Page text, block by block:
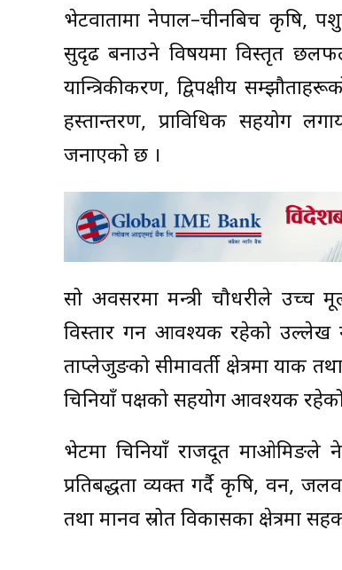
भेटवार्तामा नेपाल–चीनबिच कृषि,
सुदृढ बनाउने विषयमा विस्तृत
यान्त्रिकीकरण, द्विपक्षीय
हस्तान्तरण, प्राविधिक सहयोग
जनाएको छ ।
सो अवसरमा मन्त्री चौधरीले उच्च
विस्तार गर्न आवश्यक रहेको उल्लेख
ताप्लेजुङको सीमावर्ती क्षेत्रमा याक
चिनियाँ पक्षको सहयोग आवश्यक
भेटमा चिनियाँ राजदूत माओमिङले
प्रतिबद्धता व्यक्त गर्दै कृषि, वन,
तथा मानव स्रोत विकासका क्षेत्रमा